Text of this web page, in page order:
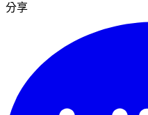
分享